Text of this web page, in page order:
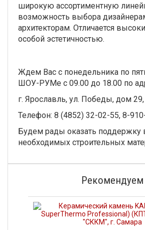
широкую ассортиментную
возможность выбора
архитекторам. Отличается
особой эстетичностью.
Ждем Вас с понедельника по
ШОУ-РУМе с 09.00 до 18.00 по
г. Ярославль, ул. Победы, дом
Телефон: 8 (4852) 32-02-55, 8-
Будем рады оказать поддержку
необходимых строительных
Рекомендуем